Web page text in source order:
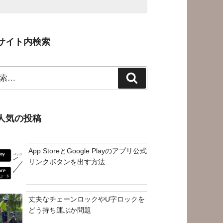
イト内検索
索
気の投稿
App StoreとGoogle Playのアプリ公式
リンクボタンを出す方法
丈夫なチェーンロックやU字ロックを
どう持ち運ぶか問題